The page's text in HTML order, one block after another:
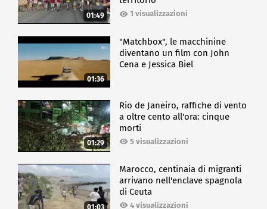
01:49 1 visualizzazioni
01:36
"Matchbox", le macchinine
diventano un film con John
Cena e Jessica Biel
01:29
Rio de Janeiro, raffiche di vento
a oltre cento all'ora: cinque
morti
5 visualizzazioni
01:03
Marocco, centinaia di migranti
arrivano nell'enclave spagnola
di Ceuta
4 visualizzazioni